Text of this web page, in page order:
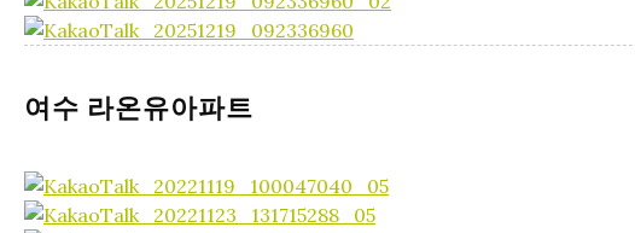
여수 라온유아파트